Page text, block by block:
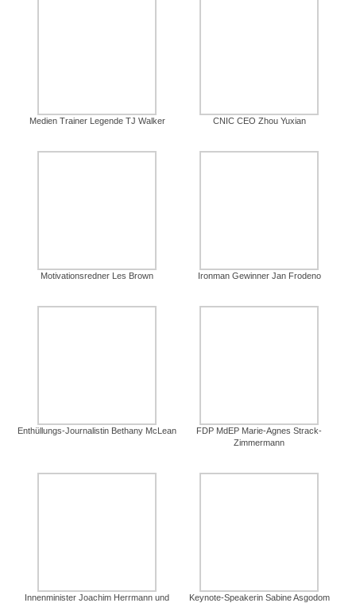
Medien Trainer Legende TJ Walker CNIC CEO Zhou Yuxian
Motivationsredner Les Brown Ironman Gewinner Jan Frodeno
Enthüllungs-Journalistin Bethany McLean
FDP MdEP Marie-Agnes Strack-
Zimmermann
Innenminister Joachim Herrmann und
Keynote-Speakerin Sabine Asgodom